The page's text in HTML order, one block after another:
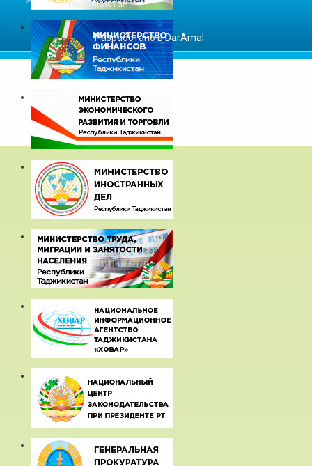
Таджикистан
Разработано вDarAmal